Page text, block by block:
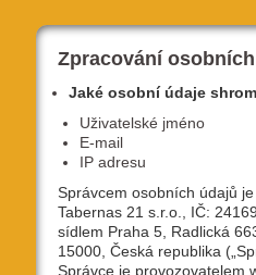
Zpracování
Jaké osobní údaje
Uživatelské jméno
E-mail
IP adresu
Správcem osobních údajů
Tabernas 21 s.r.o., IČ:
sídlem Praha 5, Radlická
15000, Česká republika
Správce je provozovatelem